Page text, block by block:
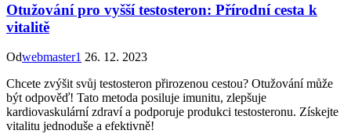
Otužování pro vyšší testosteron: Přírodní cesta k
vitalitě
Odwebmaster1 26. 12. 2023
Chcete zvýšit svůj testosteron přirozenou cestou? Otužování může
být odpověď! Tato metoda posiluje imunitu, zlepšuje
kardiovaskulární zdraví a podporuje produkci testosteronu. Získejte
vitalitu jednoduše a efektivně!